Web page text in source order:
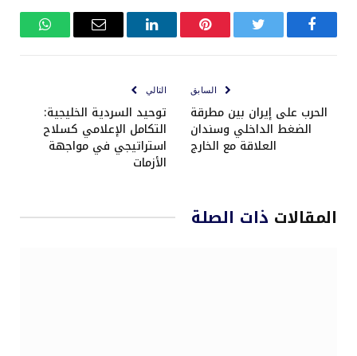
فيسبوك تويتر بينتيريستلينكدإن
البريد
واتساب
السابق
الحرب على إيران بين مطرقة
الضغط الداخلي وسندان
العلاقة مع الخارج
التالي
توحيد السردية الخليجية:
التكامل الإعلامي كسلاح
استراتيجي في مواجهة
الأزمات
المقالات ذات الصلة